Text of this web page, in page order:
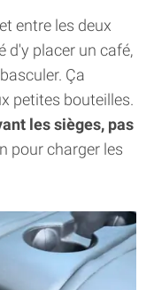
entre les deux
d'y placer un café,
Ça
petites bouteilles.
les sièges, pas
pour charger les